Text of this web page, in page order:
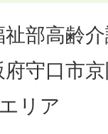
部高齢
守口市
リア